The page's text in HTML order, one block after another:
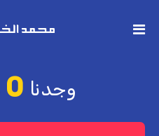
وجدنا 0